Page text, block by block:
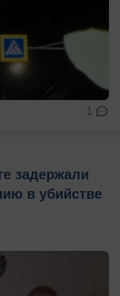
1
задержали
в убийстве